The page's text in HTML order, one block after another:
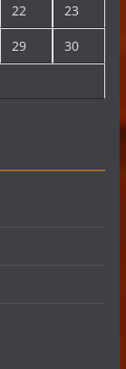
22 23
29 30